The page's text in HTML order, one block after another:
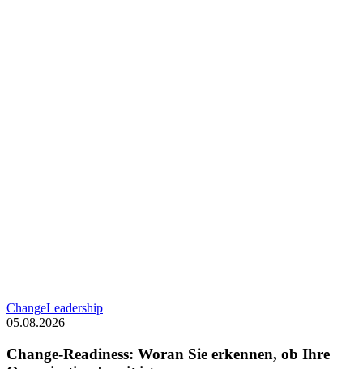
ChangeLeadershipChange-
Sie
erkennen,
05.08.2026
Change-Readiness: Woran Sie erkennen, ob Ihre